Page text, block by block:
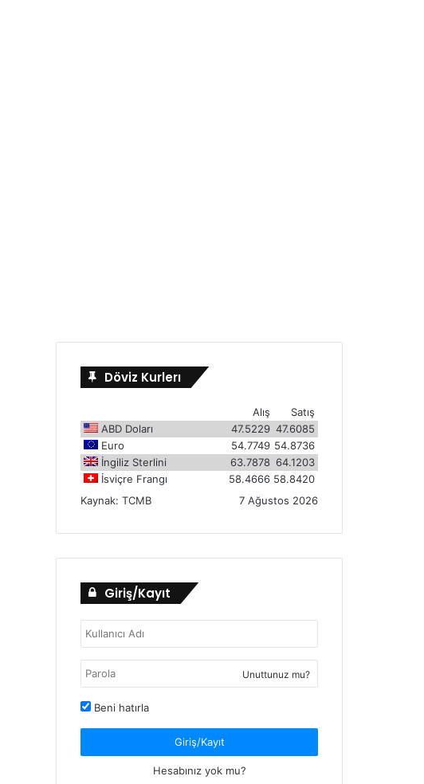
Döviz Kurlerı
Satış
Alış
ABD Doları
47.6085
47.5229
Euro
54.8736
54.7749
İngiliz Sterlini
64.1203
63.7878
İsviçre Frangı
58.8420
58.4666
Kaynak:TCMB 7 Ağustos 2026
Giriş/Kayıt
Unuttunuz mu?
Beni hatırla
Giriş/Kayıt
Hesabınız yok mu?